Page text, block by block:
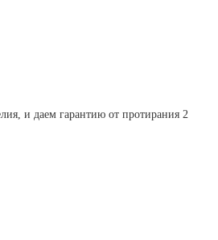
и даем гарантию от протирания 2